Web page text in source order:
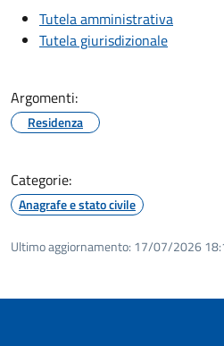
Tutela amministrativa
Tutela giurisdizionale
Argomenti:
Residenza
Categorie:
Anagrafe e stato civile
Ultimo aggiornamento: 17/07/2026